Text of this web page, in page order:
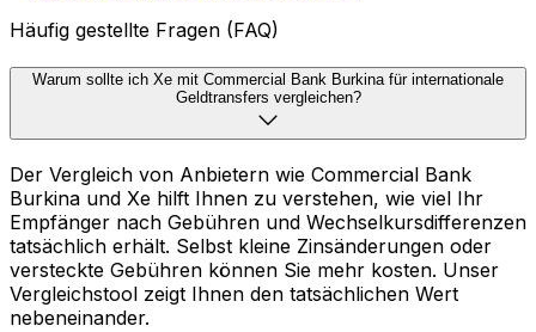
Häufig gestellte Fragen (FAQ)
Warum sollte ich Xe mit Commercial Bank Burkina für internationale
Geldtransfers vergleichen?
Der Vergleich von Anbietern wie Commercial Bank
Burkina und Xe hilft Ihnen zu verstehen, wie viel Ihr
Empfänger nach Gebühren und Wechselkursdifferenzen
tatsächlich erhält. Selbst kleine Zinsänderungen oder
versteckte Gebühren können Sie mehr kosten. Unser
Vergleichstool zeigt Ihnen den tatsächlichen Wert
nebeneinander.